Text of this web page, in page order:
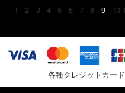
1 2 3 4 5 6 7 8 9 10
各種クレジットカー